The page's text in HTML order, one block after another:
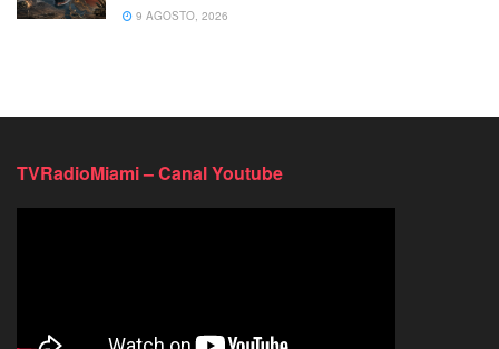
9 AGOSTO, 2026
TVRadioMiami – Canal Youtube